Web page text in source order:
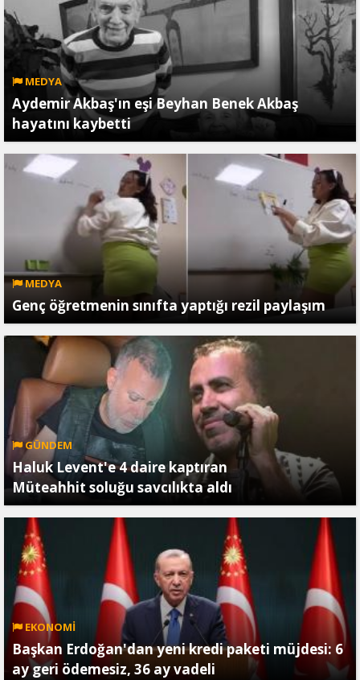
MEDYA
Aydemir Akbaş'ın eşi Beyhan Benek Akbaş
hayatını kaybetti
MEDYA
Genç öğretmenin sınıfta yaptığı rezil paylaşım
GÜNDEM
Haluk Levent'e 4 daire kaptıran
Müteahhit soluğu savcılıkta aldı
EKONOMİ
Başkan Erdoğan'dan yeni kredi paketi müjdesi: 6
ay geri ödemesiz, 36 ay vadeli